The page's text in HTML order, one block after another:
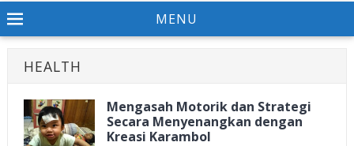
MENU
HEALTH
Mengasah Motorik dan Strategi
Secara Menyenangkan dengan
Kreasi Karambol